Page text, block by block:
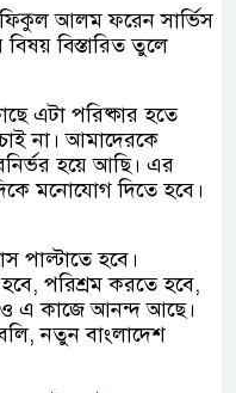
আলম ফরেন সার্ভিস
বিস্তারিত তুলে
এটা পরিষ্কার হতে
না। আমাদেরকে
হয়ে আছি। এর
মনোযোগ দিতে হবে।
পাল্টাতে হবে।
পরিশ্রম করতে হবে,
এ কাজে আনন্দ আছে।
নতুন বাংলাদেশ